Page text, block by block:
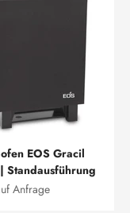
EOS Gracil
Standausführung
Anfrage